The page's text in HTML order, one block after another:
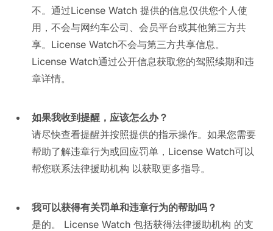
不。通过License Watch 提供的信息仅供您个人使
用，不会与网约车公司、会员平台或其他第三方共
享。License Watch不会与第三方共享信息。
License Watch通过公开信息获取您的驾照续期和违
章详情。
如果我收到提醒，应该怎么办？
请尽快查看提醒并按照提供的指示操作。如果您需要
帮助了解违章行为或回应罚单，License Watch可以
帮您联系法律援助机构 以获取更多指导。
我可以获得有关罚单和违章行为的帮助吗？
是的。 License Watch 包括获得法律援助机构 的支